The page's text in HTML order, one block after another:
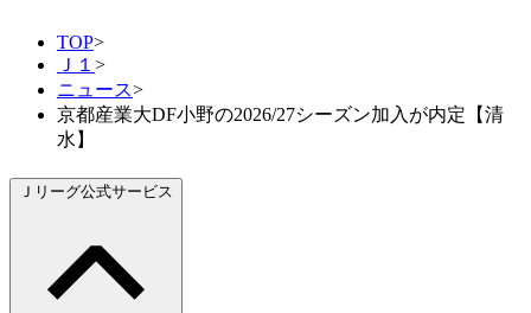
TOP>
Ｊ１ >
ニュース>
京都産業大DF小野の2026/27シーズン加入が内定【清
水】
Ｊリーグ公式サービス